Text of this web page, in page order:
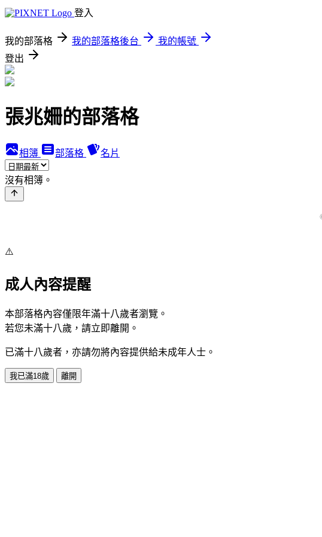
登入
我的部落格 我的部落格後台
我的帳號
登出
張兆姍的部落格
相簿 部落格 名片
沒有相簿。
⚠️
成人內容提醒
本部落格內容僅限年滿十八歲者瀏覽。
若您未滿十八歲，請立即離開。
已滿十八歲者，亦請勿將內容提供給未成年人士。
我已滿18歲 離開